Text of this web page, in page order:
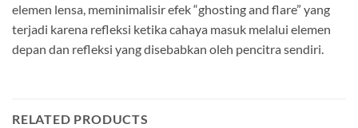
elemen lensa, meminimalisir efek “ghosting and flare” yang
terjadi karena refleksi ketika cahaya masuk melalui elemen
depan dan refleksi yang disebabkan oleh pencitra sendiri.
RELATED PRODUCTS